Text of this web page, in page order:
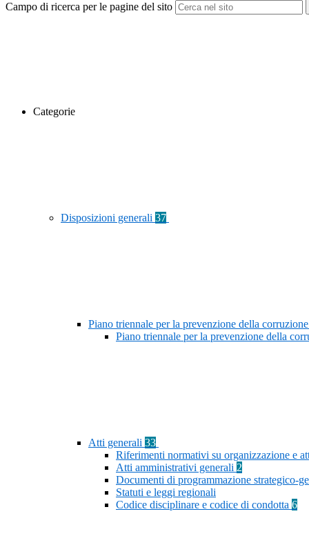
Campo di ricerca per le pagine del sito
Categorie
Disposizioni generali 37
Piano triennale per la prevenzione della
Piano triennale per la prevenzione della
Atti generali 33
Riferimenti normativi su organizzazione e
Atti amministrativi generali 2
Documenti di programmazione strategico-
Statuti e leggi regionali
Codice disciplinare e codice di condotta 6